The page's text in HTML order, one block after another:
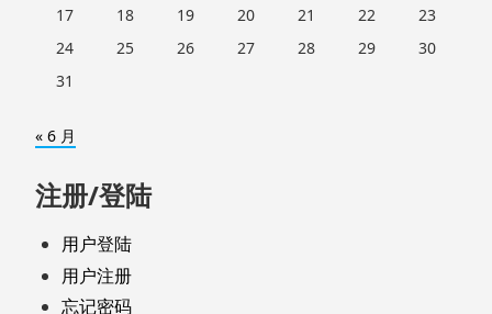
17 18 19 20 21 22
23
24
25 26 27 28 29
30
31
« 6 月
注册/登陆
用户登陆
用户注册
忘记密码